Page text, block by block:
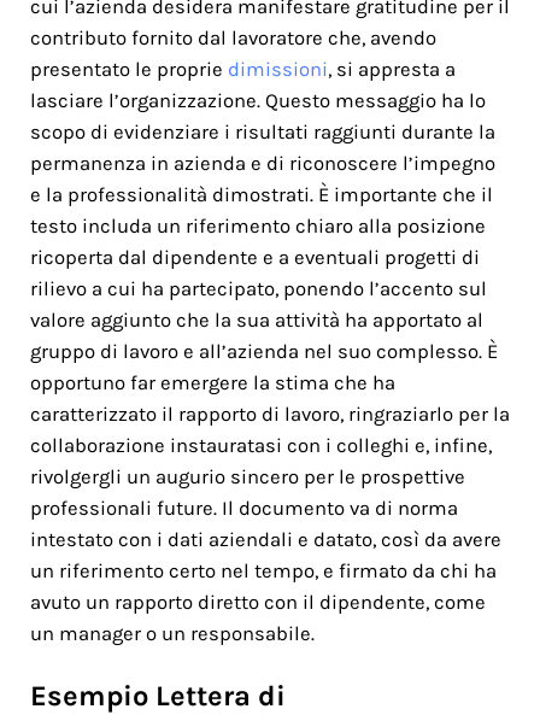
cui l’azienda desidera manifestare gratitudine per il
contributo fornito dal lavoratore che, avendo
presentato le proprie dimissioni, si appresta a
lasciare l’organizzazione. Questo messaggio ha lo
scopo di evidenziare i risultati raggiunti durante la
permanenza in azienda e di riconoscere l’impegno
e la professionalità dimostrati. È importante che il
testo includa un riferimento chiaro alla posizione
ricoperta dal dipendente e a eventuali progetti di
rilievo a cui ha partecipato, ponendo l’accento sul
valore aggiunto che la sua attività ha apportato al
gruppo di lavoro e all’azienda nel suo complesso. È
opportuno far emergere la stima che ha
caratterizzato il rapporto di lavoro, ringraziarlo per la
collaborazione instauratasi con i colleghi e, infine,
rivolgergli un augurio sincero per le prospettive
professionali future. Il documento va di norma
intestato con i dati aziendali e datato, così da avere
un riferimento certo nel tempo, e firmato da chi ha
avuto un rapporto diretto con il dipendente, come
un manager o un responsabile.
Esempio Lettera di